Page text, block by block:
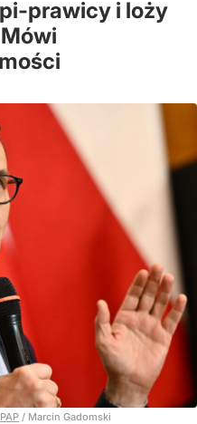
prawicy i loży
PAP / Marcin Gadomski